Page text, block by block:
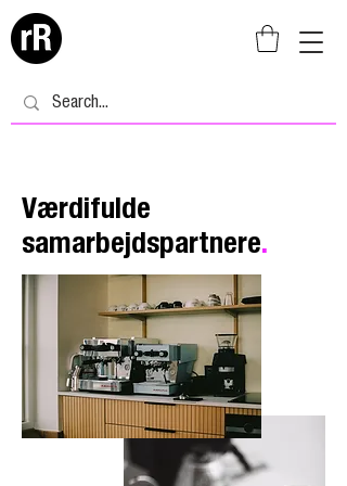
Værdifulde
samarbejdspartnere.